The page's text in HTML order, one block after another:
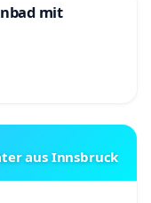
mit
aus Innsbruck